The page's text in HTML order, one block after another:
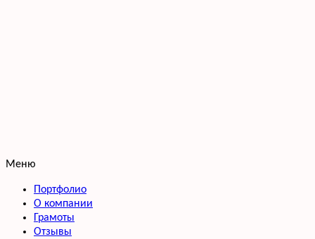
Меню
Портфолио
О компании
Грамоты
Отзывы